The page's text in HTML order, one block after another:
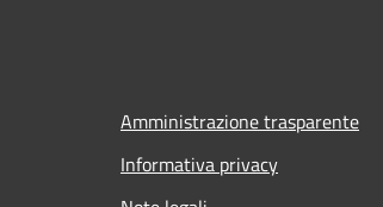
Amministrazione trasparente
Informativa privacy